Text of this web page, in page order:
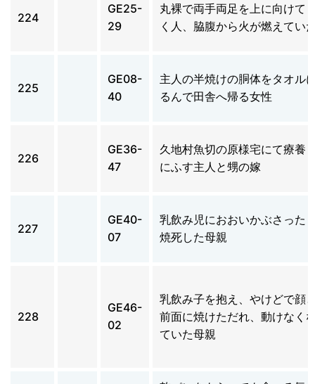
224
GE25-
29
丸裸で両手両足を上に向けて
く人、脇腹から火が燃えてい
225
GE08-
40
主人の半焼けの胴体をタオル
るんで田舎へ帰る女性
226
GE36-
47
久地村魚切の原様宅にて療
にふす主人と甥の嫁
227
GE40-
07
乳飲み児におおいかぶさった
焼死した母親
228
GE46-
02
乳飲み子を抱え、やけどで顔
前面に焼けただれ、動けなく
ていた母親